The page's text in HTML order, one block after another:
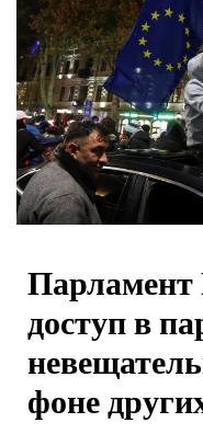
Парламент
доступ в
фоне